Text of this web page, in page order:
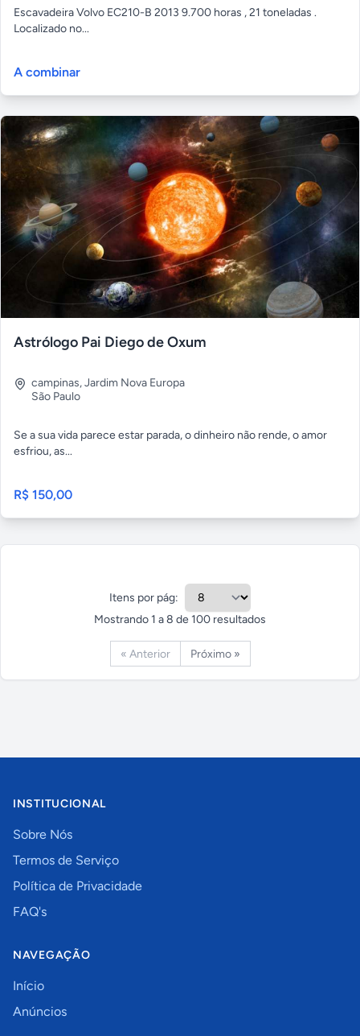
Escavadeira Volvo EC210-B 2013 9.700 horas , 21 toneladas .
Localizado no...
A combinar
Astrólogo Pai Diego de Oxum
campinas,Jardim Nova Europa
São Paulo
Se a sua vida parece estar parada, o dinheiro não rende, o amor
esfriou, as...
R$ 150,00
Itens por pág:
Mostrando 1 a8 de 100 resultados
« Anterior Próximo »
INSTITUCIONAL
Sobre Nós
Termos de Serviço
Política de Privacidade
FAQ's
NAVEGAÇÃO
Início
Anúncios